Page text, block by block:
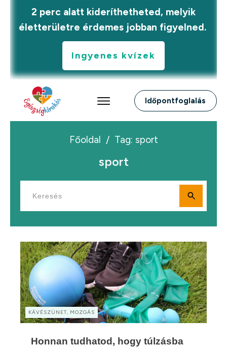
2 perc alatt kideríthetheted, melyik
életterületre érdemes jobban figyelned.
Ingyenes kvízek
Időpontfoglalás
Főoldal / Tag: sport
sport
KÁVÉSZÜNET, MOZGÁS
Honnan tudhatod, hogy túlzásba